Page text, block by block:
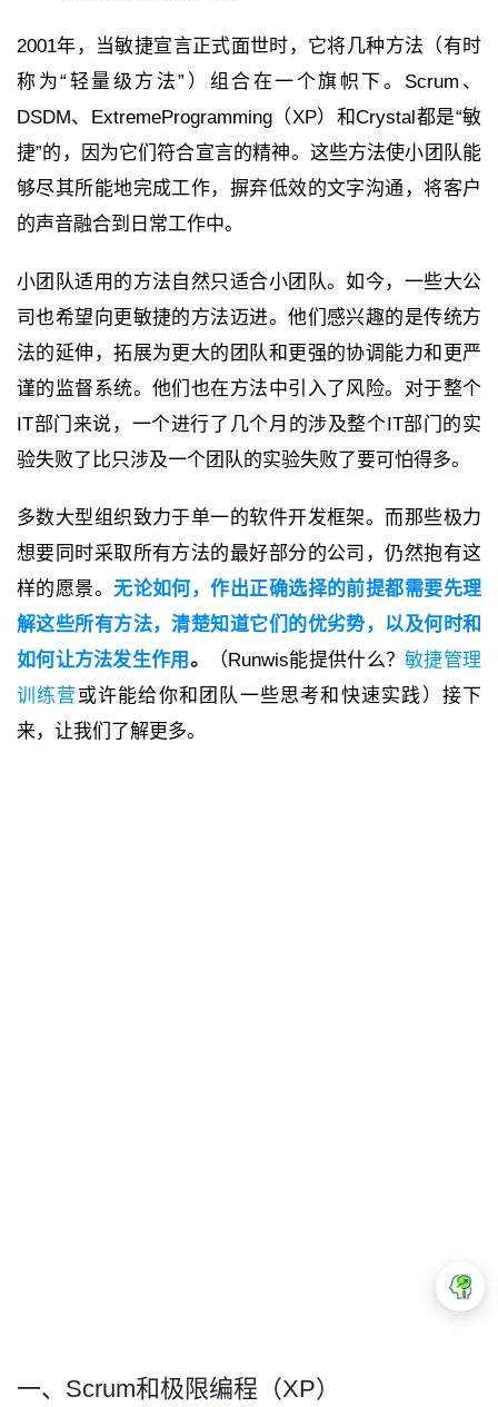
2001年，当敏捷宣言正式面世时，它将几种方法（有时
称为“轻量级方法”）组合在一个旗帜下。Scrum、
DSDM、ExtremeProgramming（XP）和Crystal都是“敏
捷”的，因为它们符合宣言的精神。这些方法使小团队能
够尽其所能地完成工作，摒弃低效的文字沟通，将客户
的声音融合到日常工作中。
小团队适用的方法自然只适合小团队。如今，一些大公
司也希望向更敏捷的方法迈进。他们感兴趣的是传统方
法的延伸，拓展为更大的团队和更强的协调能力和更严
谨的监督系统。他们也在方法中引入了风险。对于整个
IT部门来说，一个进行了几个月的涉及整个IT部门的实
验失败了比只涉及一个团队的实验失败了要可怕得多。
多数大型组织致力于单一的软件开发框架。而那些极力
想要同时采取所有方法的最好部分的公司，仍然抱有这
样的愿景。无论如何，作出正确选择的前提都需要先理
解这些所有方法，清楚知道它们的优劣势，以及何时和
如何让方法发生作用 。 （Runwis能提供什么？敏捷管理
训练营 或许能给你和团队一些思考和快速实践）接下
来，让我们了解更多。
一、Scrum和极限编程（XP）